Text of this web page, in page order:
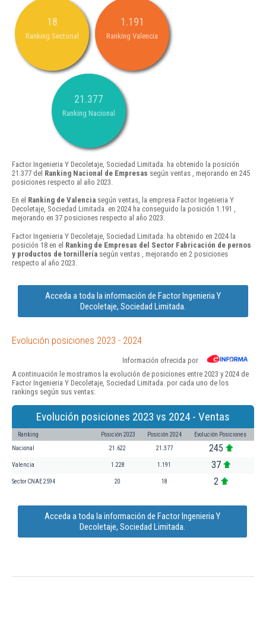
18
Ranking Sectorial
1.191
Ranking Valencia
21.377
Ranking Nacional
Factor Ingenieria Y Decoletaje, Sociedad Limitada. ha obtenido la posición
21.377 del Ranking Nacional de Empresas según ventas , mejorando en 245
posiciones respecto al año 2023.
En el Ranking de Valencia según ventas, la empresa Factor Ingenieria Y
Decoletaje, Sociedad Limitada. en 2024 ha conseguido la posición 1.191 ,
mejorando en 37 posiciones respecto al año 2023.
Factor Ingenieria Y Decoletaje, Sociedad Limitada. ha obtenido en 2024 la
posición 18 en el Ranking de Empresas del Sector Fabricación de pernos
y productos de tornillería según ventas , mejorando en 2 posiciones
respecto al año 2023.
Acceda a toda la información de Factor Ingenieria Y
Decoletaje, Sociedad Limitada.
Evolución posiciones 2023 - 2024
Información ofrecida por
A continuación le mostramos la evolución de posiciones entre 2023 y 2024 de
Factor Ingenieria Y Decoletaje, Sociedad Limitada. por cada uno de los
rankings según sus ventas:
Evolución posiciones 2023 vs 2024 - Ventas
Ranking Posición 2023 Posición 2024 Evolución Posiciones
Nacional 21.622 21.377 245
Valencia 1.228 1.191 37
Sector CNAE 2594 20 18 2
Acceda a toda la información de Factor Ingenieria Y
Decoletaje, Sociedad Limitada.